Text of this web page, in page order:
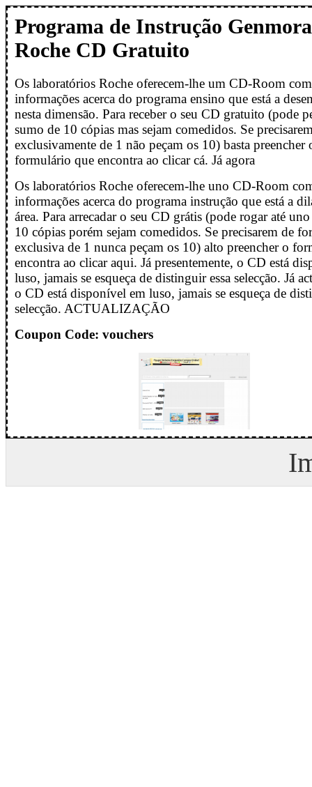
Programa de Instrução
Roche CD Gratuito
Os laboratórios Roche oferecem-lhe um CD-Room
informações acerca do programa ensino que está a
nesta dimensão. Para receber o seu CD gratuito (pode
sumo de 10 cópias mas sejam comedidos. Se
exclusivamente de 1 não peçam os 10) basta preencher
formulário que encontra ao clicar cá. Já agora
Os laboratórios Roche oferecem-lhe uno CD-Room
informações acerca do programa instrução que está a
área. Para arrecadar o seu CD grátis (pode rogar até
10 cópias porém sejam comedidos. Se precisarem de
exclusiva de 1 nunca peçam os 10) alto preencher o
encontra ao clicar aqui. Já presentemente, o CD está
luso, jamais se esqueça de distinguir essa selecção. Já
o CD está disponível em luso, jamais se esqueça de
selecção. ACTUALIZAÇÃO
Coupon Code: vouchers